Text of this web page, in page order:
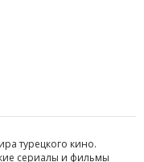
турецкого кино.
сериалы и фильмы